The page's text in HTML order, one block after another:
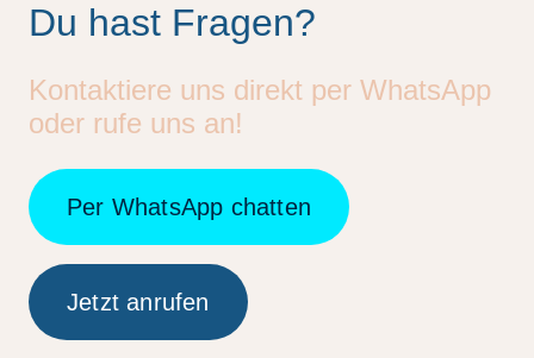
Du hast Fragen?
Kontaktiere uns direkt per WhatsApp
oder rufe uns an!
Per WhatsApp chatten
Jetzt anrufen